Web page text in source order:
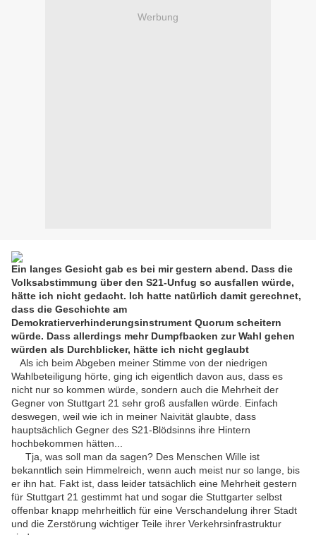
Werbung
Ein langes Gesicht gab es bei mir gestern abend. Dass die
Volksabstimmung über den S21-Unfug so ausfallen würde,
hätte ich nicht gedacht. Ich hatte natürlich damit gerechnet,
dass die Geschichte am
Demokratierverhinderungsinstrument Quorum scheitern
würde. Dass allerdings mehr Dumpfbacken zur Wahl gehen
würden als Durchblicker, hätte ich nicht geglaubt
Als ich beim Abgeben meiner Stimme von der niedrigen
Wahlbeteiligung hörte, ging ich eigentlich davon aus, dass es
nicht nur so kommen würde, sondern auch die Mehrheit der
Gegner von Stuttgart 21 sehr groß ausfallen würde. Einfach
deswegen, weil wie ich in meiner Naivität glaubte, dass
hauptsächlich Gegner des S21-Blödsinns ihre Hintern
hochbekommen hätten...
Tja, was soll man da sagen? Des Menschen Wille ist
bekanntlich sein Himmelreich, wenn auch meist nur so lange, bis
er ihn hat. Fakt ist, dass leider tatsächlich eine Mehrheit gestern
für Stuttgart 21 gestimmt hat und sogar die Stuttgarter selbst
offenbar knapp mehrheitlich für eine Verschandelung ihrer Stadt
und die Zerstörung wichtiger Teile ihrer Verkehrsinfrastruktur